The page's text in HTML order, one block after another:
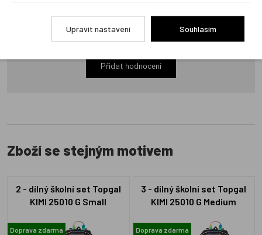
Přidat hodnocení
Zboží se stejným motivem
2 - dílný školní set Topgal
KIMI 25010 G Small
Doprava zdarma
3 - dílný školní set Topgal
KIMI 25010 G Medium
Doprava zdarma
Upravit nastavení Souhlasím